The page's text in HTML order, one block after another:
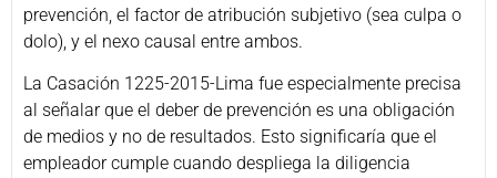
prevención, el factor de atribución subjetivo (sea culpa o
dolo), y el nexo causal entre ambos.
La Casación 1225-2015-Lima fue especialmente precisa
al señalar que el deber de prevención es una obligación
de medios y no de resultados. Esto significaría que el
empleador cumple cuando despliega la diligencia